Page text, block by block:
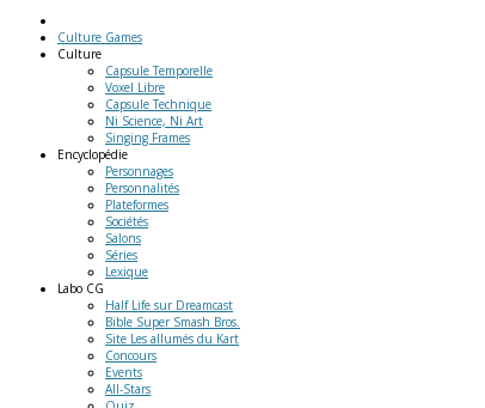
Culture Games
Culture
Capsule Temporelle
Voxel Libre
Capsule Technique
Ni Science, Ni Art
Singing Frames
Encyclopédie
Personnages
Personnalités
Plateformes
Sociétés
Salons
Séries
Lexique
Labo CG
Half Life sur Dreamcast
Bible Super Smash Bros.
Site Les allumés du Kart
Concours
Events
All-Stars